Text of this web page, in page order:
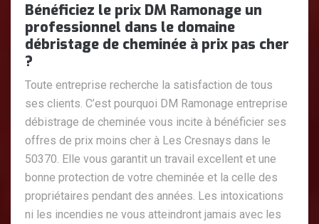
Bénéficiez le prix DM Ramonage un
professionnel dans le domaine
débristage de cheminée à prix pas cher
?
Toute entreprise recherche la satisfaction de tous
ses clients. C’est pourquoi DM Ramonage entreprise
débistrage de cheminée vous incite à bénéficier ses
offres de prix moins cher à Les Cresnays dans le
50370. Elle vous garantit un travail excellent et une
bonne protection de votre cheminée et la celle des
propriétaires pendant des années. Les intoxications
ni les incendies ne vous atteindront jamais avec les